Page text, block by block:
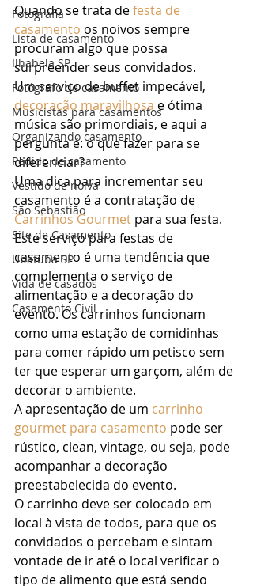
Fotografia
Lista de casamento
Ilhabela SP
Fotógrafo de casamento
Musicistas para casamentos
Organizando casamento
Pedido de casamento
Vestido de noiva
São Sebastião
Site de Casamento
Ubatuba SP
Vida de casados
Casamento Civil
Quando se trata de festa de
casamento os noivos sempre
procuram algo que possa
surpreender seus convidados.
Um serviço de buffet impecável,
decoração maravilhosa e ótima
música são primordiais, e aqui a
pergunta é: o que fazer para se
diferenciar?
Uma dica para incrementar seu
casamento é a contratação de
Carrinhos Gourmet para sua festa.
Este serviço para festas de
casamento é uma tendência que
complementa o serviço de
alimentação e a decoração do
evento. Os carrinhos funcionam
como uma estação de comidinhas
para comer rápido um petisco sem
ter que esperar um garçom, além de
decorar o ambiente.
A apresentação de um carrinho
gourmet para casamento pode ser
rústico, clean, vintage, ou seja, pode
acompanhar a decoração
preestabelecida do evento.
O carrinho deve ser colocado em
local à vista de todos, para que os
convidados o percebam e sintam
vontade de ir até o local verificar o
tipo de alimento que está sendo